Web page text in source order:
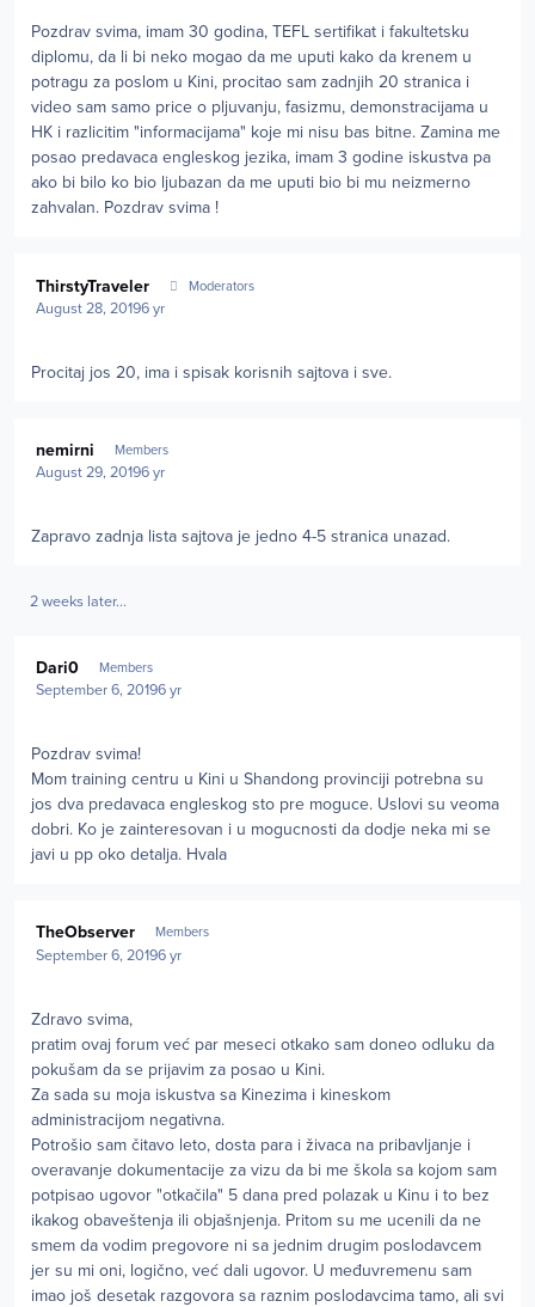
Pozdrav svima, imam 30 godina, TEFL sertifikat i fakultetsku
diplomu, da li bi neko mogao da me uputi kako da krenem u
potragu za poslom u Kini, procitao sam zadnjih 20 stranica i
video sam samo price o pljuvanju, fasizmu, demonstracijama u
HK i razlicitim "informacijama" koje mi nisu bas bitne. Zamina me
posao predavaca engleskog jezika, imam 3 godine iskustva pa
ako bi bilo ko bio ljubazan da me uputi bio bi mu neizmerno
zahvalan. Pozdrav svima !
ThirstyTraveler Moderators
August 28, 20196 yr
Procitaj jos 20, ima i spisak korisnih sajtova i sve.
nemirni Members
August 29, 20196 yr
Zapravo zadnja lista sajtova je jedno 4-5 stranica unazad.
2 weeks later...
Dari0 Members
September 6, 20196 yr
Pozdrav svima!
Mom training centru u Kini u Shandong provinciji potrebna su
jos dva predavaca engleskog sto pre moguce. Uslovi su veoma
dobri. Ko je zainteresovan i u mogucnosti da dodje neka mi se
javi u pp oko detalja. Hvala
TheObserver Members
September 6, 20196 yr
Zdravo svima,
pratim ovaj forum već par meseci otkako sam doneo odluku da
pokušam da se prijavim za posao u Kini.
Za sada su moja iskustva sa Kinezima i kineskom
administracijom negativna.
Potrošio sam čitavo leto, dosta para i živaca na pribavljanje i
overavanje dokumentacije za vizu da bi me škola sa kojom sam
potpisao ugovor "otkačila" 5 dana pred polazak u Kinu i to bez
ikakog obaveštenja ili objašnjenja. Pritom su me ucenili da ne
smem da vodim pregovore ni sa jednim drugim poslodavcem
jer su mi oni, logično, već dali ugovor. U međuvremenu sam
imao još desetak razgovora sa raznim poslodavcima tamo, ali svi